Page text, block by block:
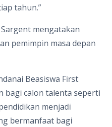
tahun.”
mengatakan
pemimpin masa depan
Beasiswa First
bagi calon talenta seperti
menjadi
bermanfaat bagi